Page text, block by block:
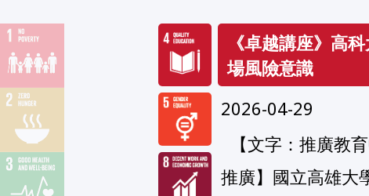
《卓越講座》高
場風險意識
2026-04-29
推廣】國立高雄大